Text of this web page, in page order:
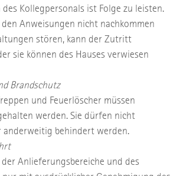
Kollegpersonals ist Folge zu leisten.
den Anweisungen nicht nachkommen
stören, kann der Zutritt
sie können des Hauses verwiesen
Brandschutz
und Feuerlöscher müssen
werden. Sie dürfen nicht
anderweitig behindert werden.
der Anlieferungsbereiche und des